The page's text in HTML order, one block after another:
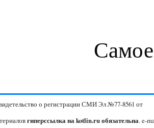
о регистрации СМИ Эл №77-8561 от
гиперссылка на kotlin.ru обязательна. e-